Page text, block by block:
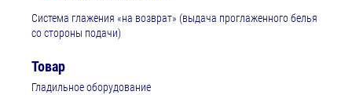
Система глажения «на возврат» (выдача проглаженного белья
со стороны подачи)
Товар
Гладильное оборудование